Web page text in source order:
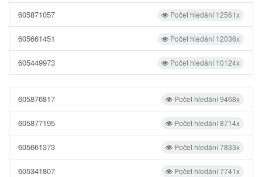
Počet hledání 12561x
605871057
Počet hledání 12036x
605661451
Počet hledání 10124x
605449973
Počet hledání 9468x
605876817
Počet hledání 8714x
605877195
Počet hledání 7833x
605661373
Počet hledání 7741x
605341807